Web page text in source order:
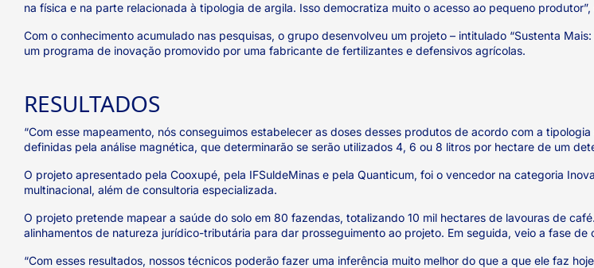
na física e na parte relacionada à tipologia de argila. Isso democratiza muito o acesso ao pequeno
Com o conhecimento acumulado nas pesquisas, o grupo desenvolveu um projeto – intitulado “Sustenta
um programa de inovação promovido por uma fabricante de fertilizantes e defensivos agrícolas.
RESULTADOS
“Com esse mapeamento, nós conseguimos estabelecer as doses desses produtos de acordo com a
definidas pela análise magnética, que determinarão se serão utilizados 4, 6 ou 8 litros por hectare de um
O projeto apresentado pela Cooxupé, pela IFSuldeMinas e pela Quanticum, foi o vencedor na categoria
multinacional, além de consultoria especializada.
O projeto pretende mapear a saúde do solo em 80 fazendas, totalizando 10 mil hectares de lavouras de
alinhamentos de natureza jurídico-tributária para dar prosseguimento ao projeto. Em seguida, veio a fase
“Com esses resultados, nossos técnicos poderão fazer uma inferência muito melhor do que a que ele faz